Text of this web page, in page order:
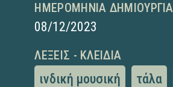
ΗΜΕΡΟΜΗΝΊΑ
08/12/2023
ΛΈΞΕΙΣ - ΚΛΕΙΔΙΆ
ινδική μουσική τάλα